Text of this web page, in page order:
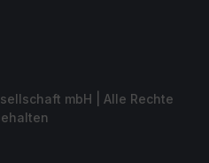
mbH | Alle Rechte